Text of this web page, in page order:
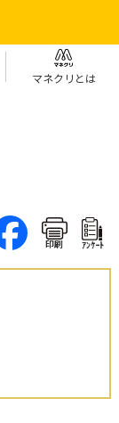
マネクリとは
印刷 ｱﾝｹｰﾄ